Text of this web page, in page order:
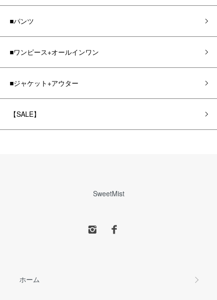
■パンツ
■ワンピース+オールインワン
■ジャケット+アウター
【SALE】
SweetMist
ホーム